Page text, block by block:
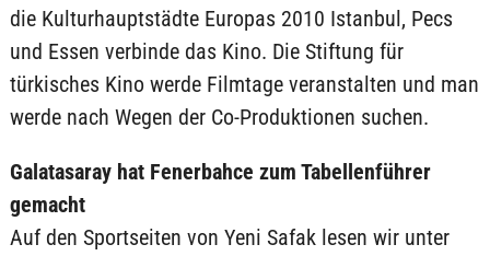
die Kulturhauptstädte Europas 2010 Istanbul, Pecs
und Essen verbinde das Kino. Die Stiftung für
türkisches Kino werde Filmtage veranstalten und man
werde nach Wegen der Co-Produktionen suchen.
Galatasaray hat Fenerbahce zum Tabellenführer
gemacht
Auf den Sportseiten von Yeni Safak lesen wir unter